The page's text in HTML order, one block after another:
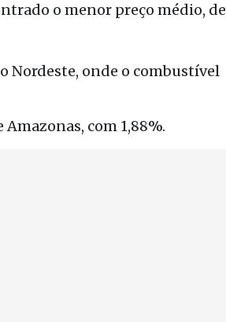
o menor preço médio, de
Nordeste, onde o combustível
com 1,88%.